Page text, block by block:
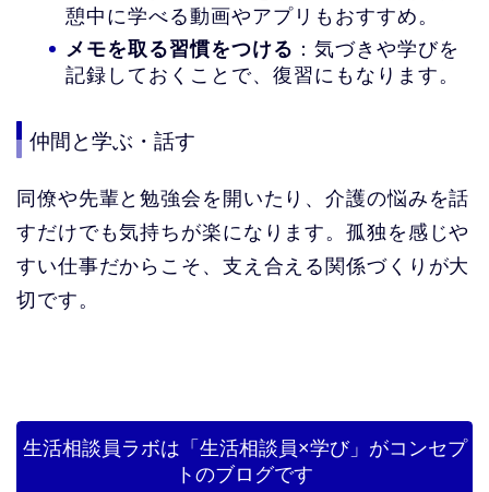
憩中に学べる動画やアプリもおすすめ。
メモを取る習慣をつける ：気づきや学びを
記録しておくことで、復習にもなります。
仲間と学ぶ・話す
同僚や先輩と勉強会を開いたり、介護の悩みを話
すだけでも気持ちが楽になります。孤独を感じや
すい仕事だからこそ、支え合える関係づくりが大
切です。
生活相談員ラボは「生活相談員×学び」がコンセプ
トのブログです